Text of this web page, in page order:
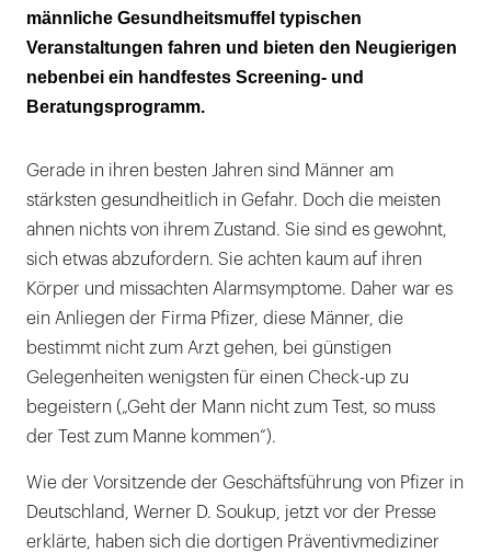
männliche Gesundheitsmuffel typischen
Veranstaltungen fahren und bieten den Neugierigen
nebenbei ein handfestes Screening- und
Beratungsprogramm.
Gerade in ihren besten Jahren sind Männer am
stärksten gesundheitlich in Gefahr. Doch die meisten
ahnen nichts von ihrem Zustand. Sie sind es gewohnt,
sich etwas abzufordern. Sie achten kaum auf ihren
Körper und missachten Alarmsymptome. Daher war es
ein Anliegen der Firma Pfizer, diese Männer, die
bestimmt nicht zum Arzt gehen, bei günstigen
Gelegenheiten wenigsten für einen Check-up zu
begeistern („Geht der Mann nicht zum Test, so muss
der Test zum Manne kommen“).
Wie der Vorsitzende der Geschäftsführung von Pfizer in
Deutschland, Werner D. Soukup, jetzt vor der Presse
erklärte, haben sich die dortigen Präventivmediziner